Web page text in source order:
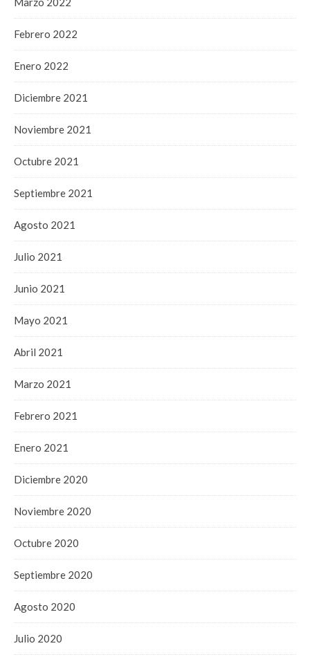
Febrero 2022
Enero 2022
Diciembre 2021
Noviembre 2021
Octubre 2021
Septiembre 2021
Agosto 2021
Julio 2021
Junio 2021
Mayo 2021
Abril 2021
Marzo 2021
Febrero 2021
Enero 2021
Diciembre 2020
Noviembre 2020
Octubre 2020
Septiembre 2020
Agosto 2020
Julio 2020